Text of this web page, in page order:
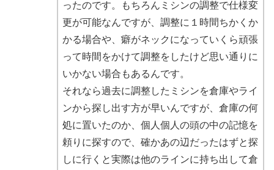
ったのです。もちろんミシンの調整で仕様変
更が可能なんですが、 調整に１時間ちかくか
かる場合や、癖がネックになっていくら頑張
って時間をかけて調整をしたけど思い通りに
いかない場合もあるんです。
それなら過去に調整したミシンを倉庫やライ
ンから探し出す方が早いんですが、 倉庫の何
処に置いたのか、個人個人の頭の中の記憶を
頼りに探すので、確かあの辺だったはずと探
しに行くと実際は他のラインに持ち出して倉